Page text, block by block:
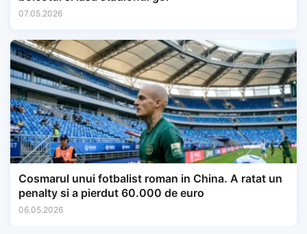
07.05.2026
Cosmarul unui fotbalist roman in China. A ratat un
penalty si a pierdut 60.000 de euro
06.05.2026